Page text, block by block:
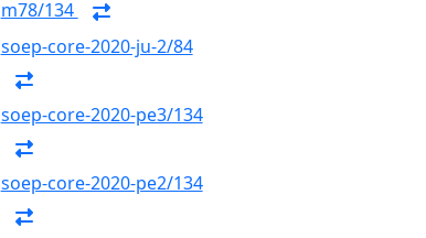
m78/134
soep-core-2020-ju-2/84
soep-core-2020-pe3/134
soep-core-2020-pe2/134